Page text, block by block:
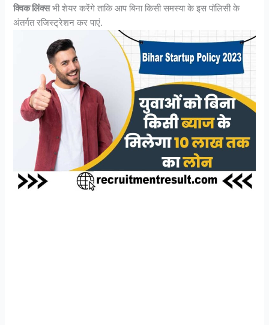
क्विक लिंक्सभी शेयर करेंगे ताकि आप बिना किसी समस्या के इस पॉलिसी के
अंतर्गत रजिस्ट्रेशन कर पाएं.